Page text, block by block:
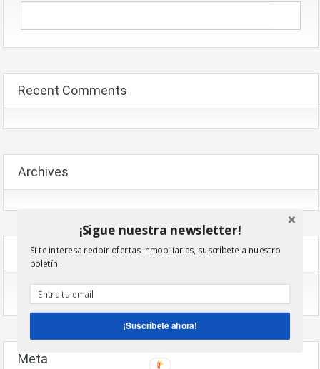
Recent Comments
Archives
Categories
No Hi Ha Categories
Meta
¡Sigue nuestra newsletter!
Si te interesa recibir ofertas inmobiliarias, suscríbete a nuestro
boletín.
¡Suscríbete ahora!